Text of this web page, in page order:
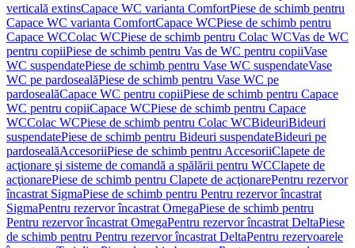
verticală extinsCapace WC varianta ComfortPiese de schimb pentru
Capace WC varianta ComfortCapace WCPiese de schimb pentru
Capace WCColac WCPiese de schimb pentru Colac WCVas de WC
pentru copiiPiese de schimb pentru Vas de WC pentru copiiVase
WC suspendatePiese de schimb pentru Vase WC suspendateVase
WC pe pardosealăPiese de schimb pentru Vase WC pe
pardosealăCapace WC pentru copiiPiese de schimb pentru Capace
WC pentru copiiCapace WCPiese de schimb pentru Capace
WCColac WCPiese de schimb pentru Colac WCBideuriBideuri
suspendatePiese de schimb pentru Bideuri suspendateBideuri pe
pardosealăAccesoriiPiese de schimb pentru AccesoriiClapete de
acţionare şi sisteme de comandă a spălării pentru WCClapete de
acţionarePiese de schimb pentru Clapete de acţionarePentru rezervor
încastrat SigmaPiese de schimb pentru Pentru rezervor încastrat
SigmaPentru rezervor încastrat OmegaPiese de schimb pentru
Pentru rezervor încastrat OmegaPentru rezervor încastrat DeltaPiese
de schimb pentru Pentru rezervor încastrat DeltaPentru rezervoarele